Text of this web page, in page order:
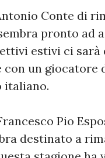
Conte di
pronto ad
estivi ci
un giocatore
italiano.
Pio
destinato a